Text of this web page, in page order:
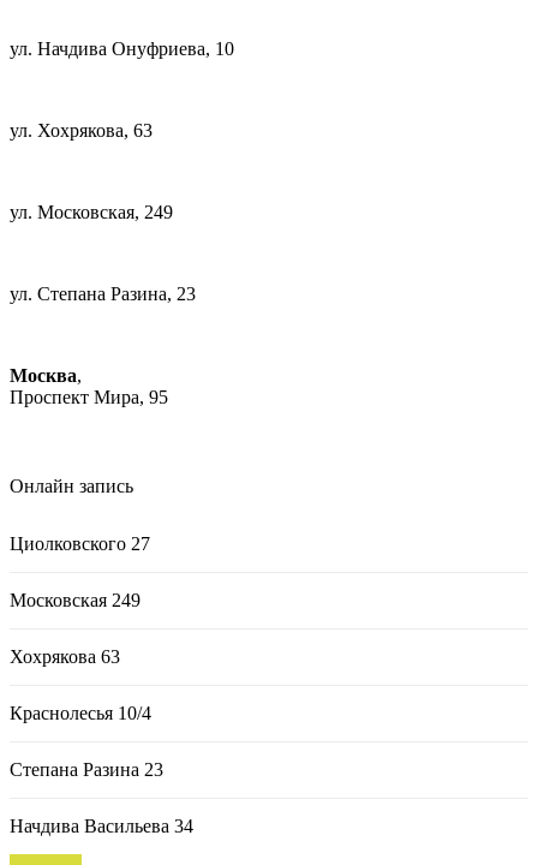
ул. Начдива Онуфриева, 10
ул. Хохрякова, 63
ул. Московская, 249
ул. Степана Разина, 23
Москва,
Проспект Мира, 95
Онлайн запись
Циолковского 27
Московская 249
Хохрякова 63
Краснолесья 10/4
Степана Разина 23
Начдива Васильева 34